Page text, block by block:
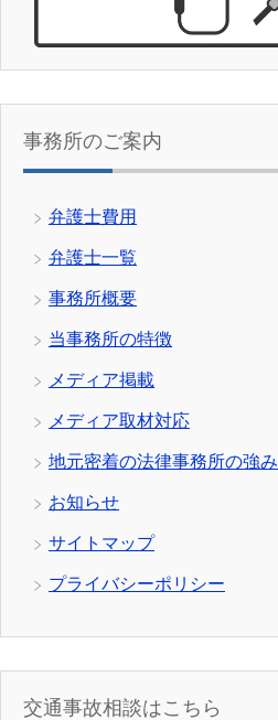
事務所のご案内
弁護士費用
弁護士一覧
事務所概要
当事務所の特徴
メディア掲載
メディア取材対応
地元密着の法律事務所の強み
お知らせ
サイトマップ
プライバシーポリシー
交通事故相談はこちら